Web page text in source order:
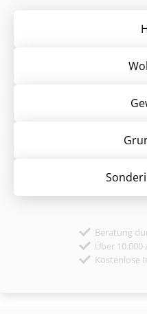
Beratung
Über
Kostenlose